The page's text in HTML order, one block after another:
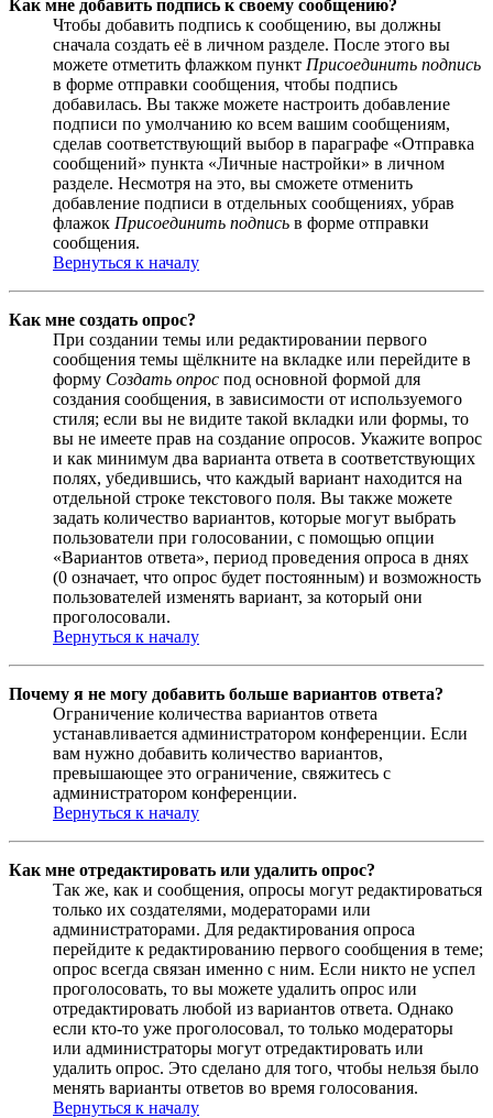
Как мне добавить подпись к своему сообщению?
Чтобы добавить подпись к сообщению, вы должны
сначала создать её в личном разделе. После этого вы
можете отметить флажком пункт Присоединить подпись
в форме отправки сообщения, чтобы подпись
добавилась. Вы также можете настроить добавление
подписи по умолчанию ко всем вашим сообщениям,
сделав соответствующий выбор в параграфе «Отправка
сообщений» пункта «Личные настройки» в личном
разделе. Несмотря на это, вы сможете отменить
добавление подписи в отдельных сообщениях, убрав
флажок Присоединить подпись в форме отправки
сообщения.
Вернуться к началу
Как мне создать опрос?
При создании темы или редактировании первого
сообщения темы щёлкните на вкладке или перейдите в
форму Создать опрос под основной формой для
создания сообщения, в зависимости от используемого
стиля; если вы не видите такой вкладки или формы, то
вы не имеете прав на создание опросов. Укажите вопрос
и как минимум два варианта ответа в соответствующих
полях, убедившись, что каждый вариант находится на
отдельной строке текстового поля. Вы также можете
задать количество вариантов, которые могут выбрать
пользователи при голосовании, с помощью опции
«Вариантов ответа», период проведения опроса в днях
(0 означает, что опрос будет постоянным) и возможность
пользователей изменять вариант, за который они
проголосовали.
Вернуться к началу
Почему я не могу добавить больше вариантов ответа?
Ограничение количества вариантов ответа
устанавливается администратором конференции. Если
вам нужно добавить количество вариантов,
превышающее это ограничение, свяжитесь с
администратором конференции.
Вернуться к началу
Как мне отредактировать или удалить опрос?
Так же, как и сообщения, опросы могут редактироваться
только их создателями, модераторами или
администраторами. Для редактирования опроса
перейдите к редактированию первого сообщения в теме;
опрос всегда связан именно с ним. Если никто не успел
проголосовать, то вы можете удалить опрос или
отредактировать любой из вариантов ответа. Однако
если кто-то уже проголосовал, то только модераторы
или администраторы могут отредактировать или
удалить опрос. Это сделано для того, чтобы нельзя было
менять варианты ответов во время голосования.
Вернуться к началу